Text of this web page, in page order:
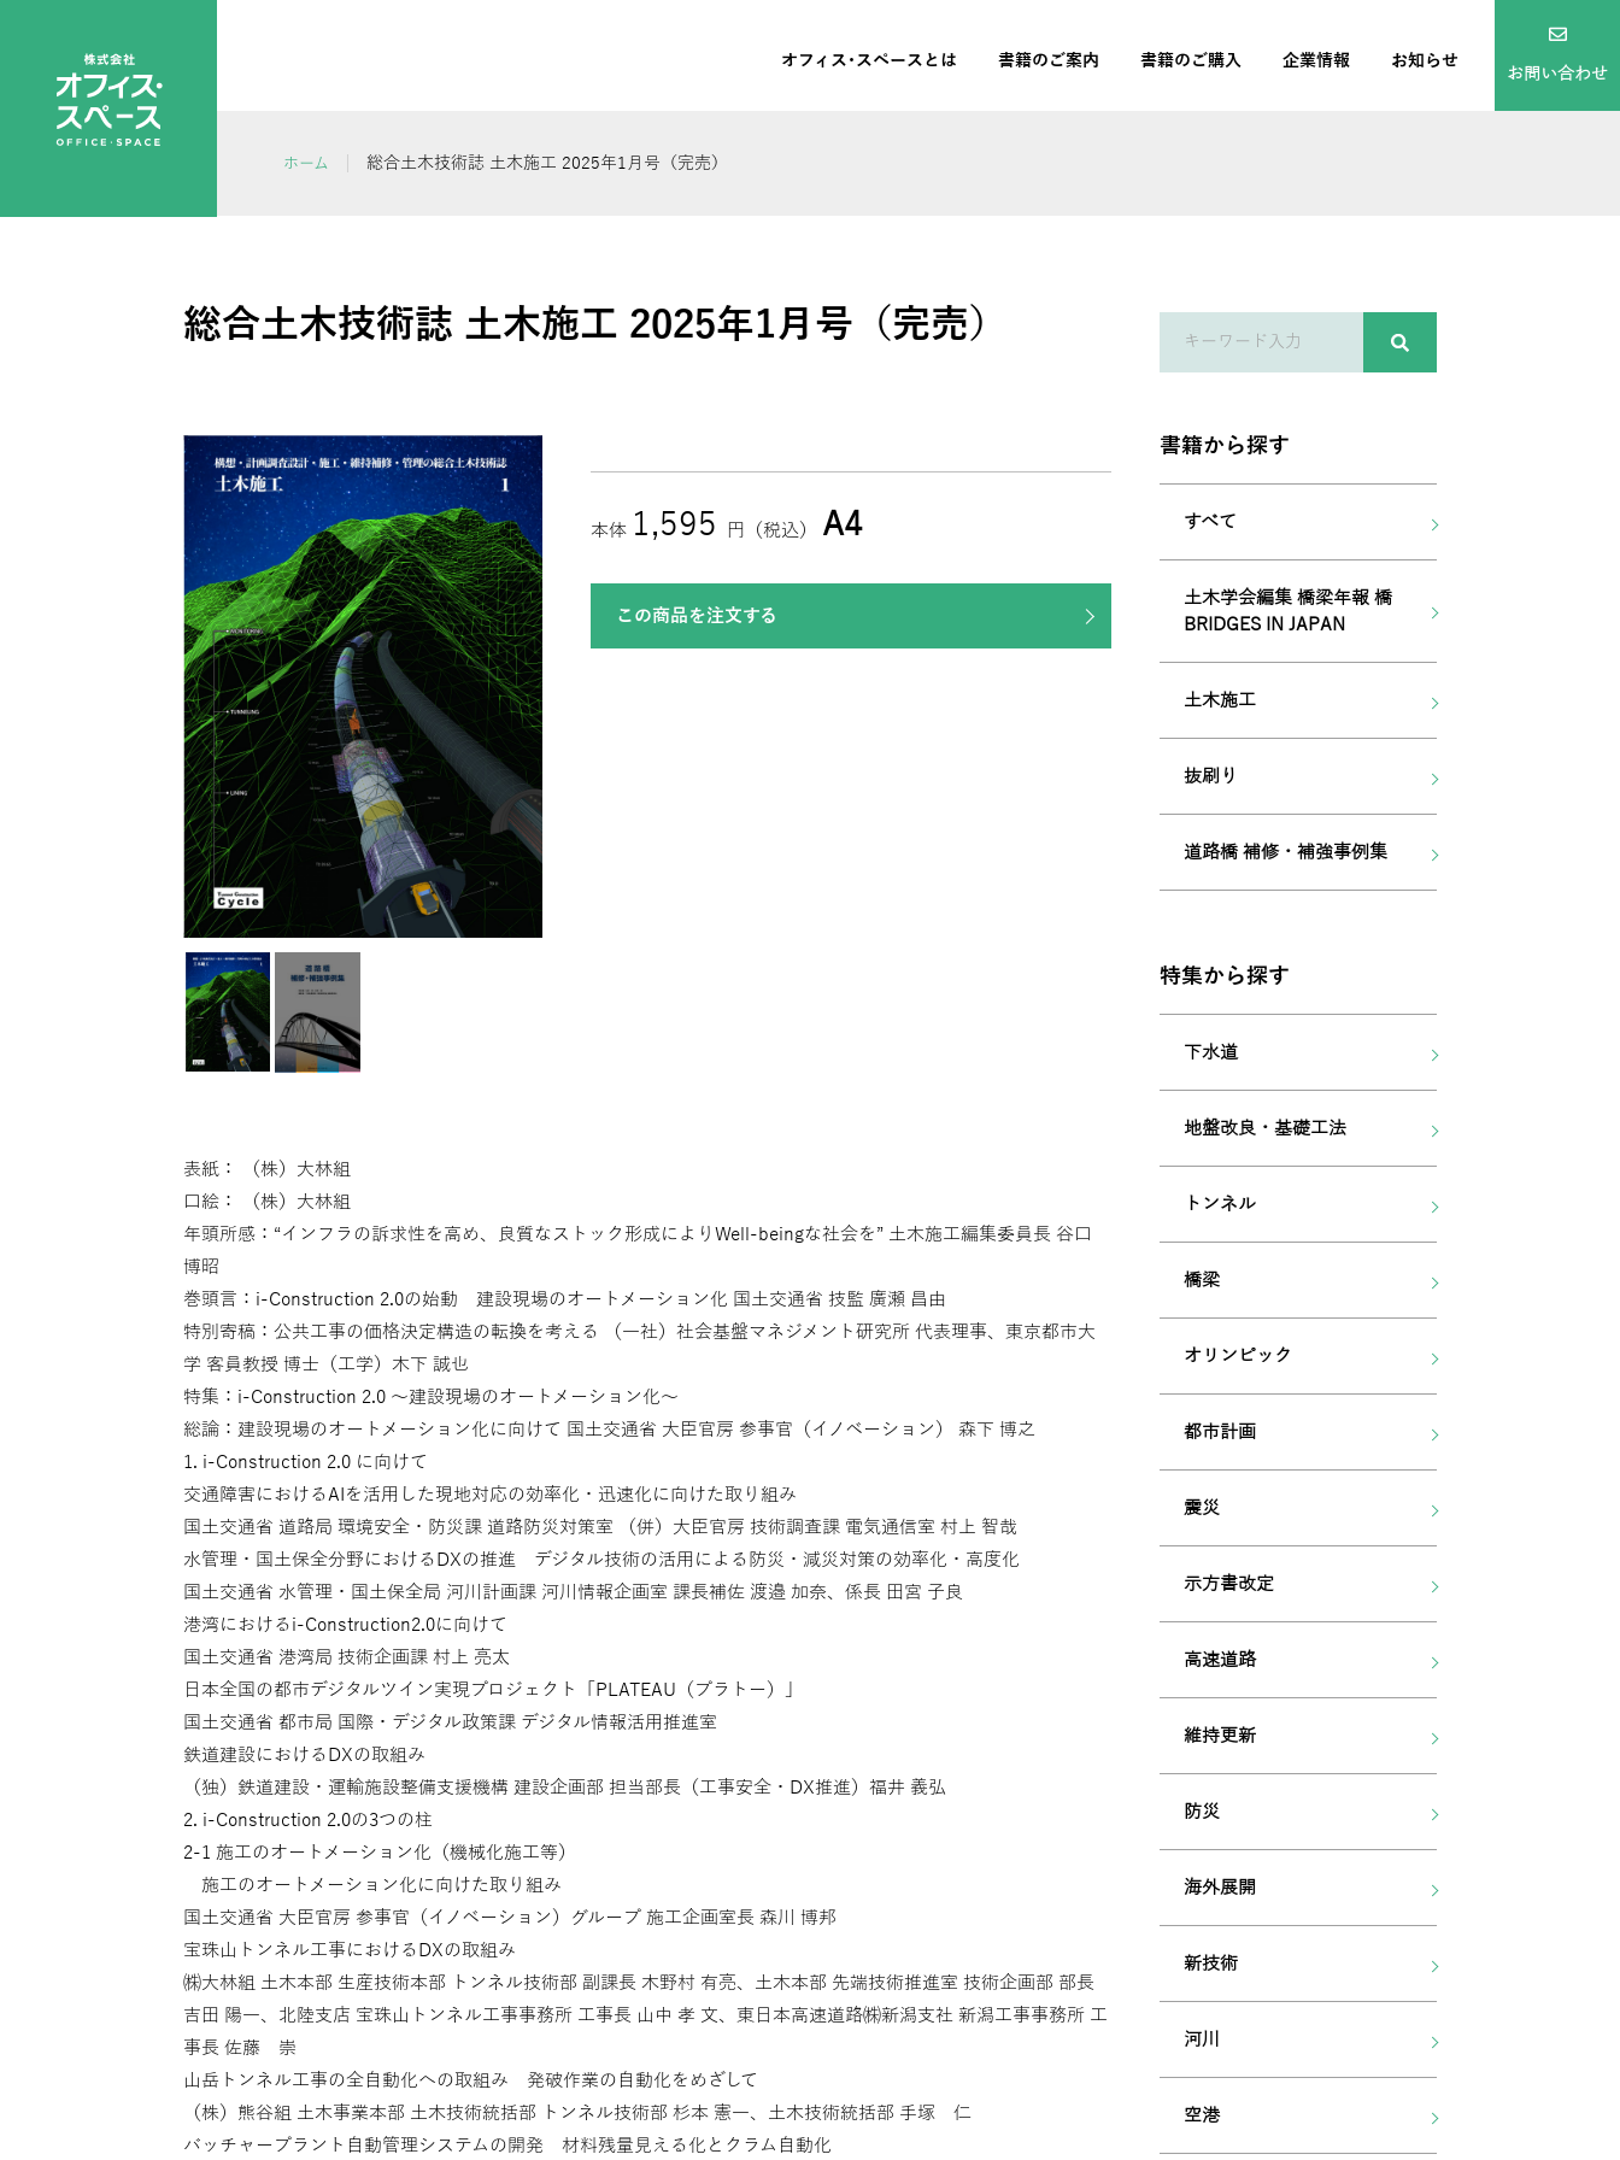
オフィス･スペースとは 書籍のご案内 書籍のご購入 企業情報 お知らせ
お問い合わせ
ホーム 総合土木技術誌 土木施工 2025年1月号（完売）
総合土木技術誌 土木施工 2025年1月号（完売）
本体 1,595 円（税込） A4
この商品を注文する
表紙： （株）大林組
口絵： （株）大林組
年頭所感：“インフラの訴求性を高め、良質なストック形成によりWell-beingな社会を” 土木施工編集委員長 谷口
博昭
巻頭言：i-Construction 2.0の始動 建設現場のオートメーション化 国土交通省 技監 廣瀬 昌由
特別寄稿：公共工事の価格決定構造の転換を考える （一社）社会基盤マネジメント研究所 代表理事、東京都市大
学 客員教授 博士（工学）木下 誠也
特集：i-Construction 2.0 〜建設現場のオートメーション化〜
総論：建設現場のオートメーション化に向けて 国土交通省 大臣官房 参事官（イノベーション） 森下 博之
1. i-Construction 2.0 に向けて
交通障害におけるAIを活用した現地対応の効率化・迅速化に向けた取り組み
国土交通省 道路局 環境安全・防災課 道路防災対策室 （併）大臣官房 技術調査課 電気通信室 村上 智哉
水管理・国土保全分野におけるDXの推進 デジタル技術の活用による防災・減災対策の効率化・高度化
国土交通省 水管理・国土保全局 河川計画課 河川情報企画室 課長補佐 渡邉 加奈、係長 田宮 子良
港湾におけるi-Construction2.0に向けて
国土交通省 港湾局 技術企画課 村上 亮太
日本全国の都市デジタルツイン実現プロジェクト「PLATEAU（プラトー）」
国土交通省 都市局 国際・デジタル政策課 デジタル情報活用推進室
鉄道建設におけるDXの取組み
（独）鉄道建設・運輸施設整備支援機構 建設企画部 担当部長（工事安全・DX推進）福井 義弘
2. i-Construction 2.0の3つの柱
2-1 施工のオートメーション化（機械化施工等）
施工のオートメーション化に向けた取り組み
国土交通省 大臣官房 参事官（イノベーション）グループ 施工企画室長 森川 博邦
宝珠山トンネル工事におけるDXの取組み
㈱大林組 土木本部 生産技術本部 トンネル技術部 副課長 木野村 有亮、土木本部 先端技術推進室 技術企画部 部長
吉田 陽一、北陸支店 宝珠山トンネル工事事務所 工事長 山中 孝 文、東日本高速道路㈱新潟支社 新潟工事事務所 工
事長 佐藤 崇
山岳トンネル工事の全自動化への取組み 発破作業の自動化をめざして
（株）熊谷組 土木事業本部 土木技術統括部 トンネル技術部 杉本 憲一、土木技術統括部 手塚 仁
バッチャープラント自動管理システムの開発 材料残量見える化とクラム自動化
書籍から探す
すべて
土木学会編集 橋梁年報 橋
BRIDGES IN JAPAN
土木施工
抜刷り
道路橋 補修・補強事例集
特集から探す
下水道
地盤改良・基礎工法
トンネル
橋梁
オリンピック
都市計画
震災
示方書改定
高速道路
維持更新
防災
海外展開
新技術
河川
空港